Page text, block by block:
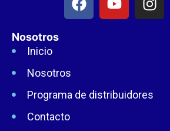
Nosotros
Inicio
Nosotros
Programa de distribuidores
Contacto